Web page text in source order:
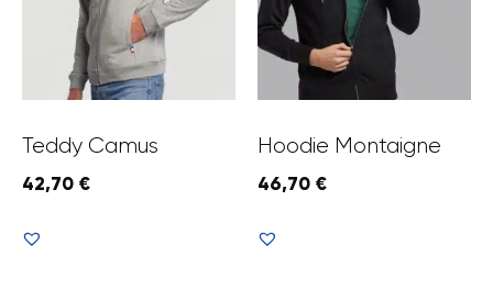
Teddy Camus
42,70 €
Hoodie Montaigne
46,70 €